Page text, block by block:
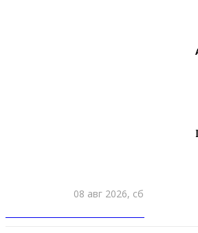
08 авг 2026, сб